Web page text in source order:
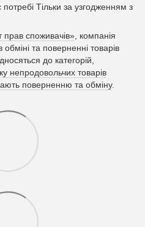
Тільки за узгодженням з
прав споживачів» , компанія
та поверненні товарів
до категорій,
непродовольчих товарів
поверненню та обміну.